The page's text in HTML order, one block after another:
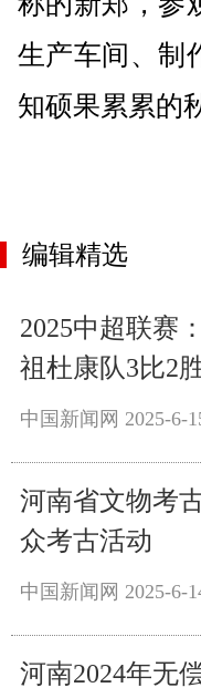
生产车间、
知硕果累累的
编辑精选
2025中超联赛
祖杜康队3比2
中国新闻网 2025-6-
河南省文物考
众考古活动
中国新闻网 2025-6-
河南2024年无